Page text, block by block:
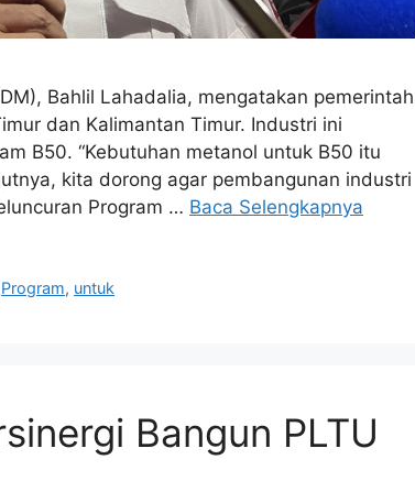
Bahlil Lahadalia, mengatakan pemerintah
dan Kalimantan Timur. Industri ini
B50. “Kebutuhan metanol untuk B50 itu
kita dorong agar pembangunan industri
Program … Baca Selengkapnya
Program, untuk
Bangun PLTU